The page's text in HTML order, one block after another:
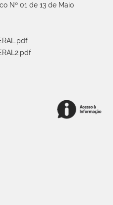
Nº 01 de 13 de Maio